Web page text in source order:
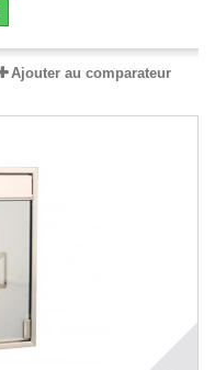
Ajouter au comparateur